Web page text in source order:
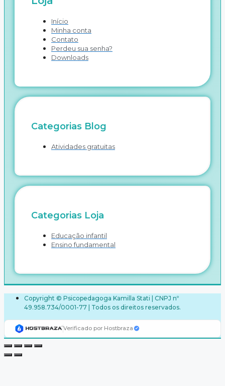
Início
Minha conta
Contato
Perdeu sua senha?
Downloads
Categorias Blog
Atividades gratuitas
Categorias Loja
Educação infantil
Ensino fundamental
Copyright © Psicopedagoga Kamilla Stati | CNPJ nº
49.958.734/0001-77 | Todos os direitos reservados.